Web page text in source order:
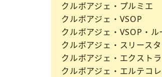
クルボアジェ・プルミエ
クルボアジェ・VSOP
クルボアジェ・VSOP・ル
クルボアジェ・スリース
クルボアジェ・エクストラ
クルボアジェ・エルテコ